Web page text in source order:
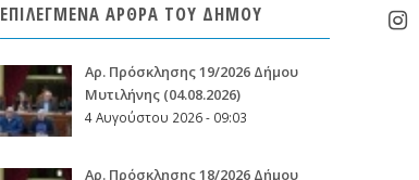
ΕΠΙΛΕΓΜΕΝΑ ΑΡΘΡΑ ΤΟΥ ΔΗΜΟΥ
Aρ. Πρόσκλησης 19/2026 Δήμου
Μυτιλήνης (04.08.2026)
4 Αυγούστου 2026 - 09:03
Aρ. Πρόσκλησης 18/2026 Δήμου